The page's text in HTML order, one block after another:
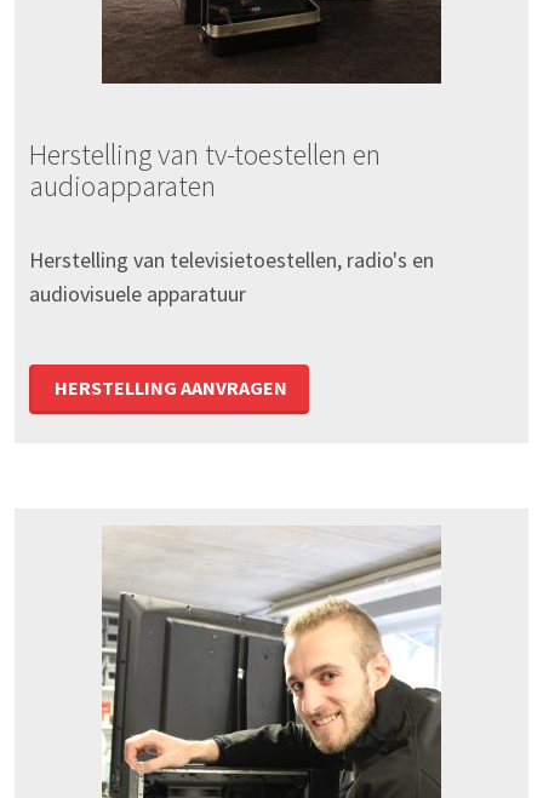
Herstelling van tv-toestellen en
audioapparaten
Herstelling van televisietoestellen, radio's en
audiovisuele apparatuur
HERSTELLING AANVRAGEN